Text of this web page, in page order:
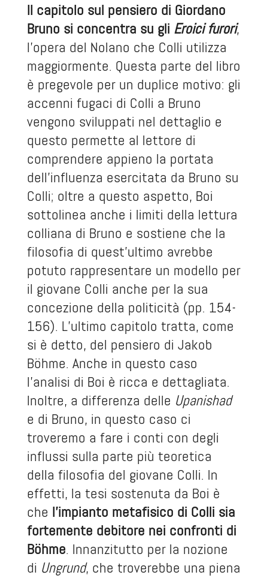
Il capitolo sul pensiero di Giordano
Bruno si concentra su gli Eroici furori,
l’opera del Nolano che Colli utilizza
maggiormente. Questa parte del libro
è pregevole per un duplice motivo: gli
accenni fugaci di Colli a Bruno
vengono sviluppati nel dettaglio e
questo permette al lettore di
comprendere appieno la portata
dell’influenza esercitata da Bruno su
Colli; oltre a questo aspetto, Boi
sottolinea anche i limiti della lettura
colliana di Bruno e sostiene che la
filosofia di quest’ultimo avrebbe
potuto rappresentare un modello per
il giovane Colli anche per la sua
concezione della politicità (pp. 154-
156). L’ultimo capitolo tratta, come
si è detto, del pensiero di Jakob
Böhme. Anche in questo caso
l’analisi di Boi è ricca e dettagliata.
Inoltre, a differenza delle Upanishad
e di Bruno, in questo caso ci
troveremo a fare i conti con degli
influssi sulla parte più teoretica
della filosofia del giovane Colli. In
effetti, la tesi sostenuta da Boi è
che l’impianto metafisico di Colli sia
fortemente debitore nei confronti di
Böhme. Innanzitutto per la nozione
di Ungrund, che troverebbe una piena